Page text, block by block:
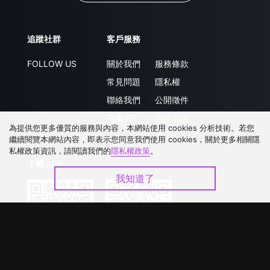
追蹤社群
FOLLOW US
客戶服務
關於我們
常見問題
聯絡我們
服務條款
隱私權
公開徵件
為提供您更多優質的服務與內容，本網站使用 cookies 分析技術。若您
繼續閱覽本網站內容，即表示您同意我們使用 cookies，關於更多相關隱
私權政策資訊，請閱讀我們的隱私權政策。
我知道了